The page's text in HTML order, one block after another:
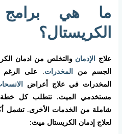
ما هي برامج
الكريستال؟
علاج الإدمان والتخلص من ادمان
الجسم منالمخدرات. على الرغم
المخدرات في علاج أعراض
مستخدمي الميث. تتطلب كل خطة
شاملة من الخدمات الأخرى. تشمل
لعلاج إدمان الكريستال ميث: